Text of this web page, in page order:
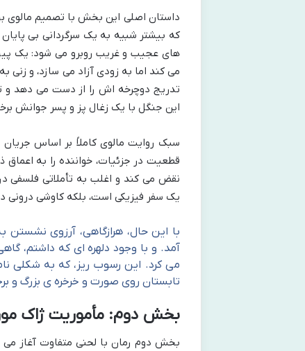
داستان اصلی این بخش با تصمیم مالوی
که بیشتر شبیه به یک سرگردانی بی
های عجیب و غریب روبرو می شود: یک
می کند اما به زودی آزاد می سازد، و
تدریج دوچرخه اش را از دست می دهد و
این جنگل با یک زغال پز و پسر جوانش
سبک روایت مالوی کاملاً بر اساس
قطعیت در جزئیات، خواننده را به
نقض می کند و اغلب به تأملاتی فلسفی
یک سفر فیزیکی است، بلکه کاوشی درونی
با این حال، هرازگاهی، آرزوی نشستن
آمد. و با وجود دلهره ای که داشتم،
می کرد. این رسوب ریز، که به شکلی
تابستان روی صورت و خرخره ی بزرگ و
بخش دوم: مأموریت ژاک
بخش دوم رمان با لحنی متفاوت آغاز می